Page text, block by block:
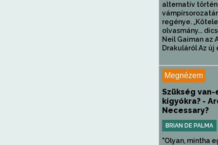
alternatív
regénye.
olvasmány...
Neil Gaiman az
Drakuláról Az új
Megnézem
Szükség van-
kígyókra? -
Necessary?
BRIAN DE PALMA
"Olyan, mintha